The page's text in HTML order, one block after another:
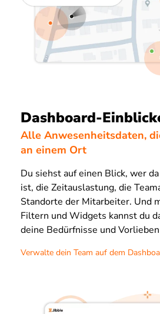
Dashboard-
Alle Anwesenheitsdaten,
an einem Ort
Du siehst auf einen Blick, wer
ist, die Zeitauslastung, die
Standorte der Mitarbeiter. Und
Filtern und Widgets kannst du
deine Bedürfnisse und
Verwalte dein Team auf dem